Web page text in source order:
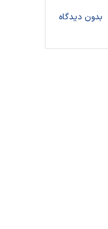
بدون دیدگاه